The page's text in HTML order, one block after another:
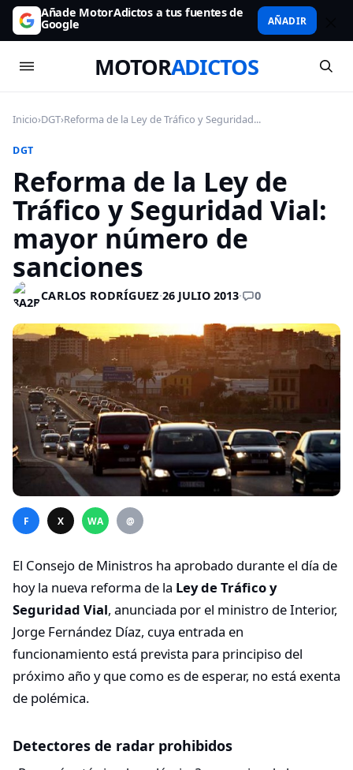
Añade MotorAdictos a tus fuentes de
Google AÑADIR
MOTORADICTOS
Inicio›DGT›Reforma de la Ley de Tráfico y Seguridad...
DGT
Reforma de la Ley de
Tráfico y Seguridad Vial:
mayor número de
sanciones
CARLOS RODRÍGUEZ·26 JULIO 2013· 0
F X WA @
El Consejo de Ministros ha aprobado durante el día de
hoy la nueva reforma de la Ley de Tráfico y
Seguridad Vial, anunciada por el ministro de Interior,
Jorge Fernández Díaz, cuya entrada en
funcionamiento está prevista para principiso del
próximo año y que como es de esperar, no está exenta
de polémica.
Detectores de radar prohibidos